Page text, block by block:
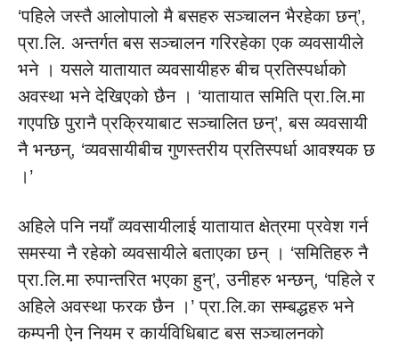
‘पहिले जस्तै आलोपालो मै बसहरु सञ्चालन भैरहेका छन्’,
प्रा.लि. अन्तर्गत बस सञ्चालन गरिरहेका एक व्यवसायीले
भने । यसले यातायात व्यवसायीहरु बीच प्रतिस्पर्धाको
अवस्था भने देखिएको छैन । ‘यातायात समिति प्रा.लि.मा
गएपछि पुरानै प्रक्रियाबाट सञ्चालित छन्’, बस व्यवसायी
नै भन्छन्, ‘व्यवसायीबीच गुणस्तरीय प्रतिस्पर्धा आवश्यक छ
।’
अहिले पनि नयाँ व्यवसायीलाई यातायात क्षेत्रमा प्रवेश गर्न
समस्या नै रहेको व्यवसायीले बताएका छन् । ‘समितिहरु नै
प्रा.लि.मा रुपान्तरित भएका हुन्’, उनीहरु भन्छन्, ‘पहिले र
अहिले अवस्था फरक छैन ।’ प्रा.लि.का सम्बद्धहरु भने
कम्पनी ऐन नियम र कार्यविधिबाट बस सञ्चालनको